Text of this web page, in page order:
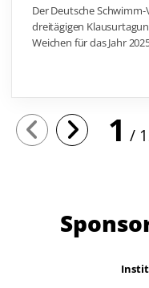
Der Deutsche
dreitägigen
Weichen für das Jahr
1